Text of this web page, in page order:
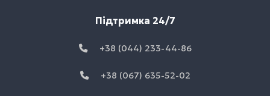
Підтримка 24/7
+38 (044) 233-44-86
+38 (067) 635-52-02